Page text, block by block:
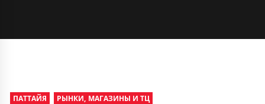
ПАТТАЙЯ РЫНКИ, МАГАЗИНЫ И ТЦ